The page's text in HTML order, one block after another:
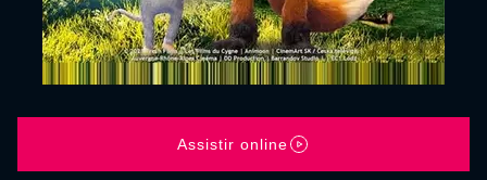
Assistir online